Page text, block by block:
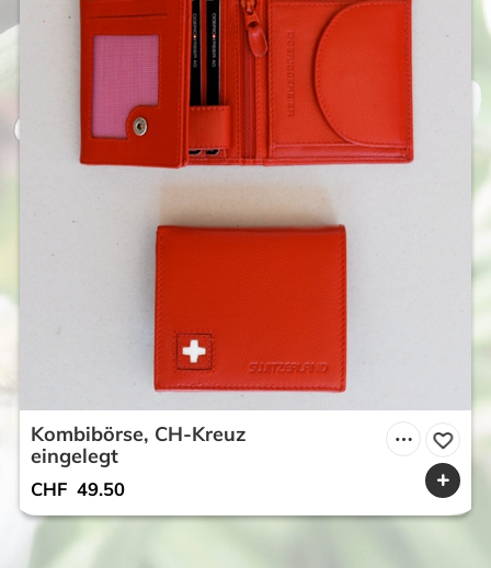
Kombibörse, CH-Kreuz
eingelegt
CHF 49.50